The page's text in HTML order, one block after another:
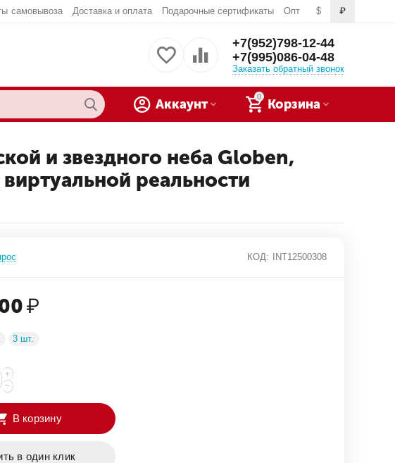
$ ₽
самовывоза Доставка и оплата Подарочные сертификаты Опт
+7(952)798-12-44
+7(995)086-04-48
Заказать обратный звонок
0
Корзина
Аккаунт
и звездного неба Globen,
реальности
КОД: INT12500308
₽
3 шт.
+
−
В корзину
в один клик